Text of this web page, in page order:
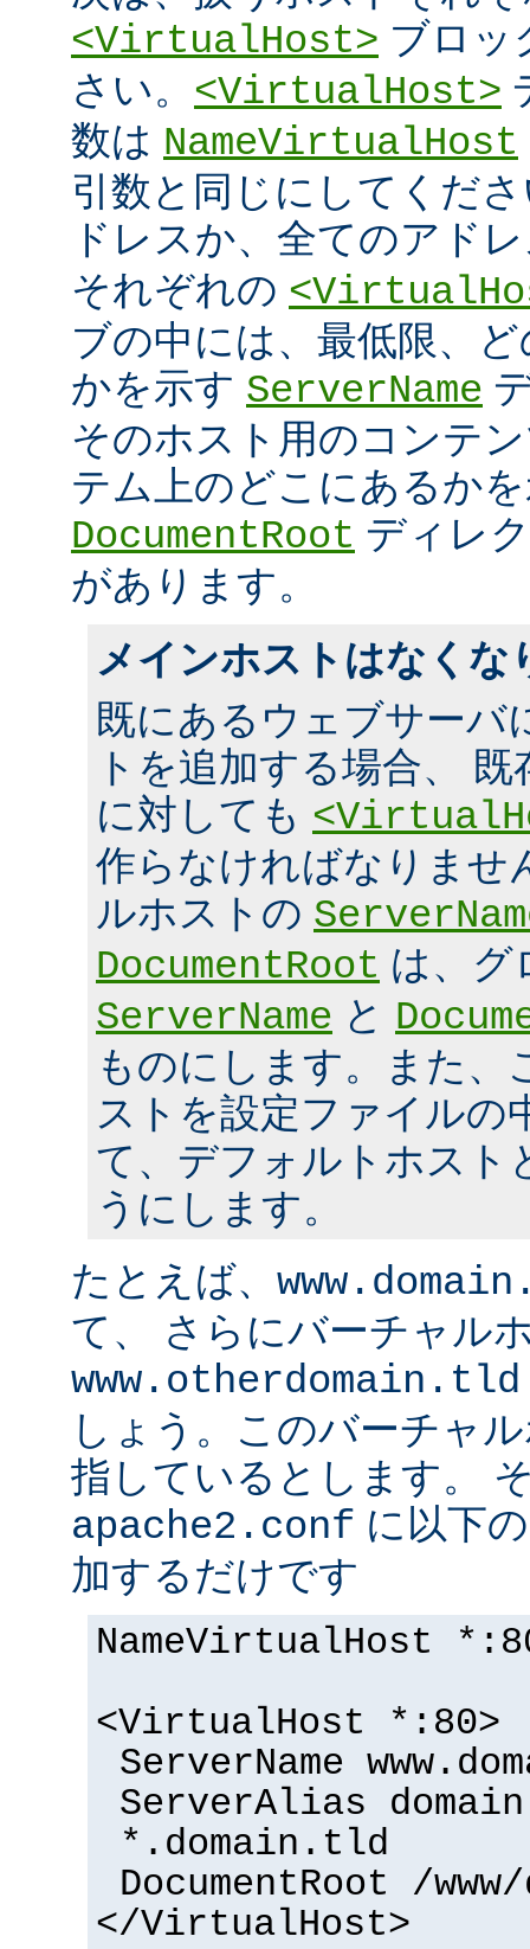
<VirtualHost> ブロッ
さい。 <VirtualHost>
数は NameVirtualHost
引数と同じにしてくだ
ドレスか、全てのアド
それぞれの
ブの中には、最低限、
かを示す ServerName
そのホスト用のコンテ
テム上のどこにあるか
DocumentRoot ディレ
があります。
メインホストはなくな
既にあるウェブサーバ
トを追加する場合、
に対しても
作らなければなりませ
ルホストの
DocumentRoot は、グ
ServerName と
ものにします。また、
ストを設定ファイルの
て、デフォルトホスト
うにします。
たとえば、
て、 さらにバーチャル
www.otherdomain.tld
しょう。このバーチャ
指しているとします。
apache2.conf に以下
加するだけです
NameVirtualHost
<VirtualHost *:80>
ServerName
ServerAlias
*.domain.tld
DocumentRoot /
</VirtualHost>